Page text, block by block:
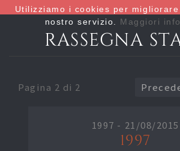
RASSEGNA
Pagina 2 di 2
1997 - 21/08/2015
1997
Utilizziamo i cookies per
nostro servizio. Maggiori